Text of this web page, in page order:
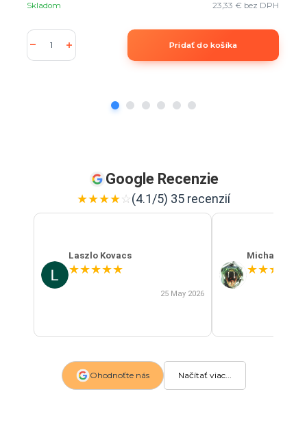
23,33 € bez DPH
Skladom
Pridať do košíka
Google Recenzie
★★★★☆(4.1/5) 35 recenzií
Laszlo Kovacs
★★★★★
25 May 2026
Michal Szabo
★★★
Ohodnoťte nás Načítať viac...